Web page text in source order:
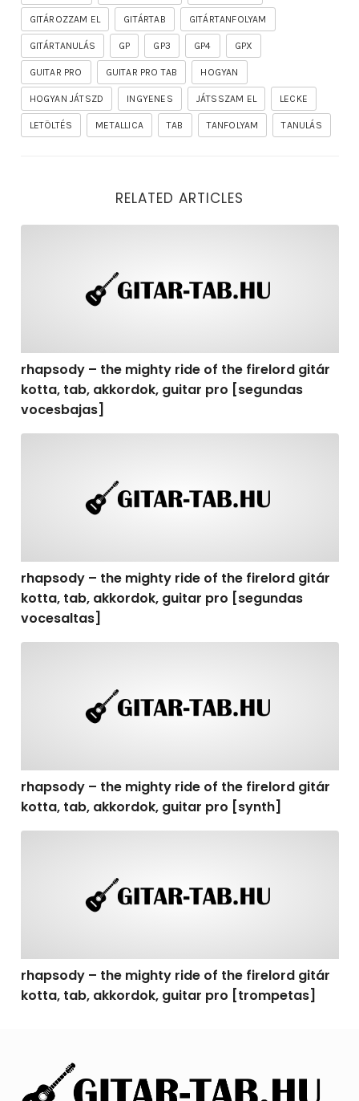
GITÁROZZAM EL GITÁRTAB GITÁRTANFOLYAM
GITÁRTANULÁS GP GP3 GP4 GPX
GUITAR PRO GUITAR PRO TAB HOGYAN
HOGYAN JÁTSZD INGYENES JÁTSSZAM EL LECKE
LETÖLTÉS METALLICA TAB TANFOLYAM TANULÁS
RELATED ARTICLES
rhapsody – the mighty ride of the firelord gitár
kotta, tab, akkordok, guitar pro [segundas
vocesbajas]
rhapsody – the mighty ride of the firelord gitár
kotta, tab, akkordok, guitar pro [segundas
vocesaltas]
rhapsody – the mighty ride of the firelord gitár
kotta, tab, akkordok, guitar pro [synth]
rhapsody – the mighty ride of the firelord gitár
kotta, tab, akkordok, guitar pro [trompetas]